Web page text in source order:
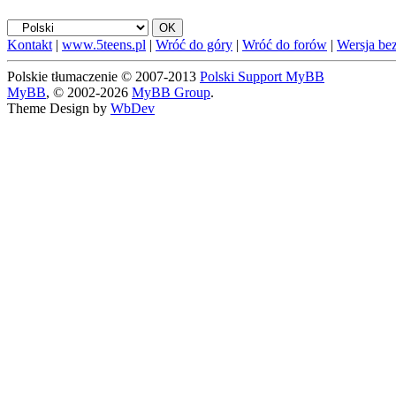
Kontakt | www.5teens.pl | Wróć do góry | Wróć do forów | Wersja
Polskie tłumaczenie © 2007-2013 Polski Support MyBB
MyBB, © 2002-2026 MyBB Group.
Theme Design by WbDev